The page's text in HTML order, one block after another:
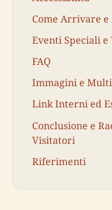
Come Arrivare
Eventi Speciali e
FAQ
Immagini e
Link Interni ed
Conclusione e
Visitatori
Riferimenti